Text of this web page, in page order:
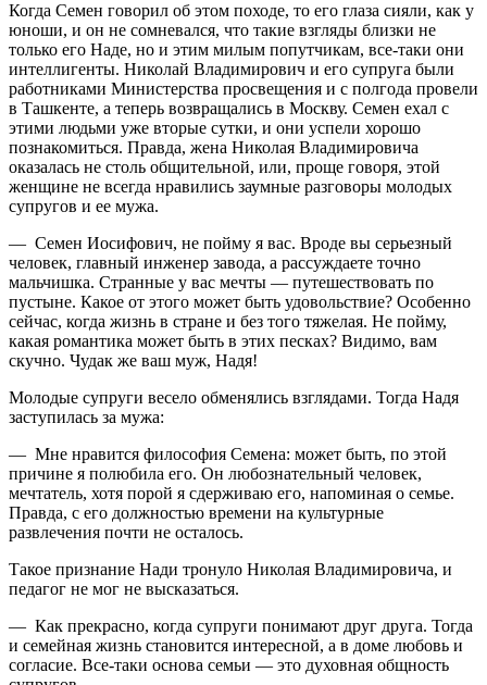
Когда Семен говорил об этом походе, то его глаза сияли, как у
юноши, и он не сомневался, что такие взгляды близки не
только его Наде, но и этим милым попутчикам, все-таки они
интеллигенты. Николай Владимирович и его супруга были
работниками Министерства просвещения и с полгода провели
в Ташкенте, а теперь возвращались в Москву. Семен ехал с
этими людьми уже вторые сутки, и они успели хорошо
познакомиться. Правда, жена Николая Владимировича
оказалась не столь общительной, или, проще говоря, этой
женщине не всегда нравились заумные разговоры молодых
супругов и ее мужа.
— Семен Иосифович, не пойму я вас. Вроде вы серьезный
человек, главный инженер завода, а рассуждаете точно
мальчишка. Странные у вас мечты — путешествовать по
пустыне. Какое от этого может быть удовольствие? Особенно
сейчас, когда жизнь в стране и без того тяжелая. Не пойму,
какая романтика может быть в этих песках? Видимо, вам
скучно. Чудак же ваш муж, Надя!
Молодые супруги весело обменялись взглядами. Тогда Надя
заступилась за мужа:
— Мне нравится философия Семена: может быть, по этой
причине я полюбила его. Он любознательный человек,
мечтатель, хотя порой я сдерживаю его, напоминая о семье.
Правда, с его должностью времени на культурные
развлечения почти не осталось.
Такое признание Нади тронуло Николая Владимировича, и
педагог не мог не высказаться.
— Как прекрасно, когда супруги понимают друг друга. Тогда
и семейная жизнь становится интересной, а в доме любовь и
согласие. Все-таки основа семьи — это духовная общность